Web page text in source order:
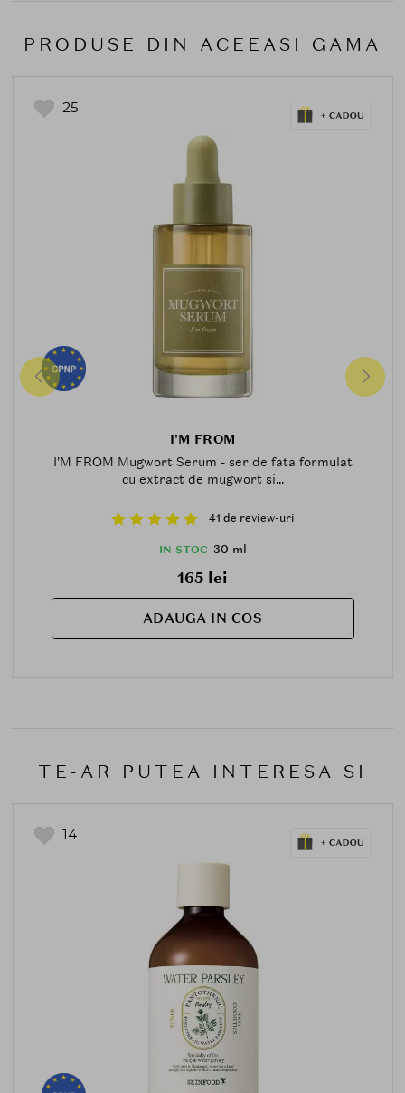
PRODUSE DIN ACEEASI GAMA
25
I'M FROM
I'M FROM Mugwort Serum - ser de fata formulat
cu extract de mugwort si...
41 de review-uri
IN STOC 30 ml
165 lei
ADAUGA IN COS
TE-AR PUTEA INTERESA SI
14